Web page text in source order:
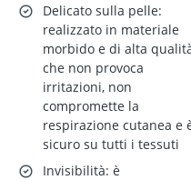
Delicato sulla pelle:
realizzato in materiale
morbido e di alta
che non provoca
irritazioni, non
compromette la
respirazione cutanea e
sicuro su tutti i tessuti
Invisibilità: è